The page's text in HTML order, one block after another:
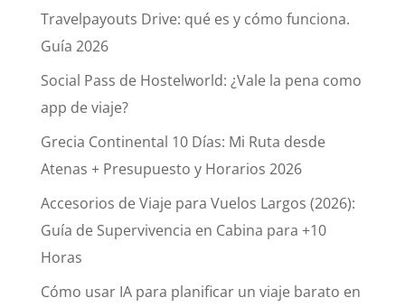
Travelpayouts Drive: qué es y cómo funciona.
Guía 2026
Social Pass de Hostelworld: ¿Vale la pena como
app de viaje?
Grecia Continental 10 Días: Mi Ruta desde
Atenas + Presupuesto y Horarios 2026
Accesorios de Viaje para Vuelos Largos (2026):
Guía de Supervivencia en Cabina para +10
Horas
Cómo usar IA para planificar un viaje barato en